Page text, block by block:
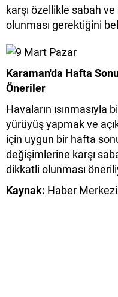
karşı özellikle sabah
olunması gerektiğini
Karaman'da Hafta
Öneriler
Havaların
yürüyüş yapmak ve
için uygun bir hafta
değişimlerine karşı
dikkatli olunması
Kaynak: Haber Merkezi